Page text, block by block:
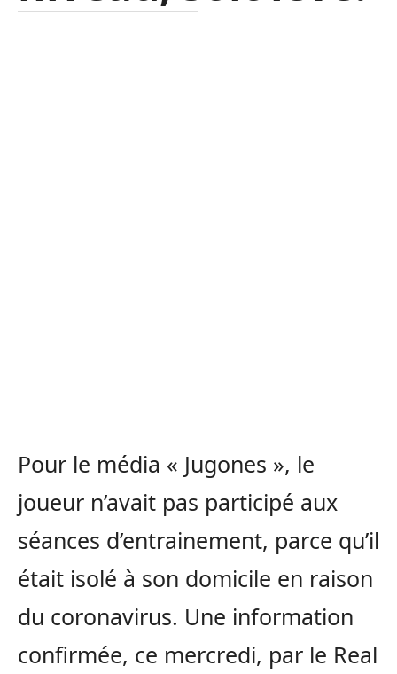
Pour le média « Jugones », le
joueur n’avait pas participé aux
séances d’entrainement, parce qu’il
était isolé à son domicile en raison
du coronavirus. Une information
confirmée, ce mercredi, par le Real